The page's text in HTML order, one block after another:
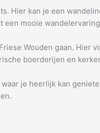
Hier kan je een
een mooie
Wouden gaan.
boerderijen en
je heerlijk kan